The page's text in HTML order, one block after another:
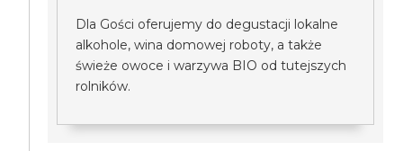
Dla Gości oferujemy do degustacji lokalne
alkohole, wina domowej roboty, a także
świeże owoce i warzywa BIO od tutejszych
rolników.